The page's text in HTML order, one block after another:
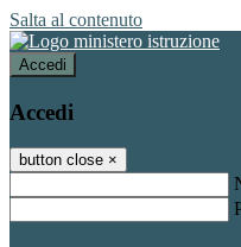
Salta al contenuto
Accedi
Accedi
button close ×